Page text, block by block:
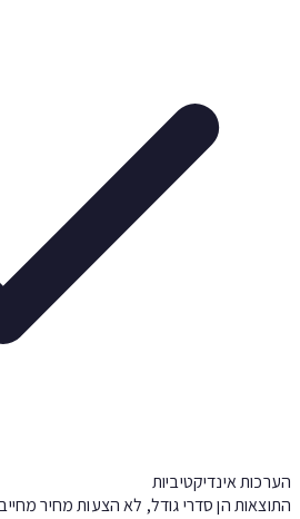
אינדיקטיביות
הן סדרי גודל, לא הצעות מחיר מחייבות.